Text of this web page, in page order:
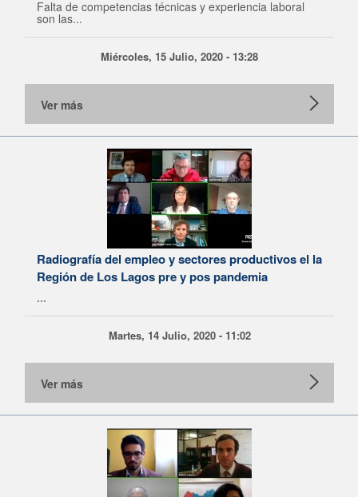
Falta de competencias técnicas y experiencia laboral
son las...
Miércoles, 15 Julio, 2020 - 13:28
Ver más
Radiografía del empleo y sectores productivos el la
Región de Los Lagos pre y pos pandemia
...
Martes, 14 Julio, 2020 - 11:02
Ver más